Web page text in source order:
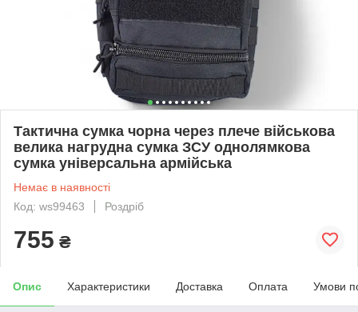
Тактична сумка чорна через плече військова
велика нагрудна сумка ЗСУ однолямкова
сумка універсальна армійська
Немає в наявності
Код: ws99463
Роздріб
755 ₴
Опис Характеристики Доставка Оплата Умови